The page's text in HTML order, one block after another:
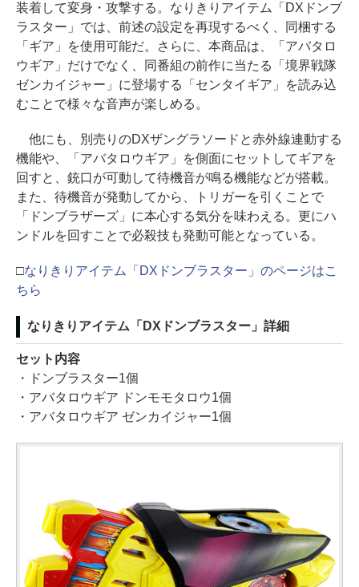
装着して変身・攻撃する。なりきりアイテム「DXドンブ
ラスター」では、前述の設定を再現するべく、同梱する
「ギア」を使用可能だ。さらに、本商品は、「アバタロ
ウギア」だけでなく、同番組の前作に当たる「境界戦隊
ゼンカイジャー」に登場する「センタイギア」を読み込
むことで様々な音声が楽しめる。
他にも、別売りのDXザングラソードと赤外線連動する
機能や、「アバタロウギア」を側面にセットしてギアを
回すと、銃口が可動して待機音が鳴る機能などが搭載。
また、待機音が発動してから、トリガーを引くことで
「ドンブラザーズ」に本心する気分を味わえる。更にハ
ンドルを回すことで必殺技も発動可能となっている。
□なりきりアイテム「DXドンブラスター」のページはこ
ちら
なりきりアイテム「DXドンブラスター」詳細
セット内容
・ドンブラスター1個
・アバタロウギア ドンモモタロウ1個
・アバタロウギア ゼンカイジャー1個